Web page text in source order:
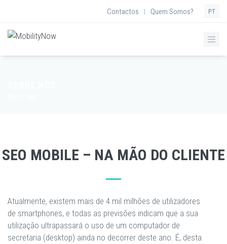
Contactos | Quem Somos? PT
SEO MOBILE – NA MÃO DO CLIENTE
Atualmente, existem mais de 4 mil milhões de utilizadores
de smartphones, e todas as previsões indicam que a sua
utilização ultrapassará o uso de um computador de
secretaria (desktop) ainda no decorrer deste ano. É, desta